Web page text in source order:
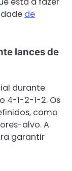
de
lances de
durante
4-1-2-1-2. Os
como
alvo. A
garantir